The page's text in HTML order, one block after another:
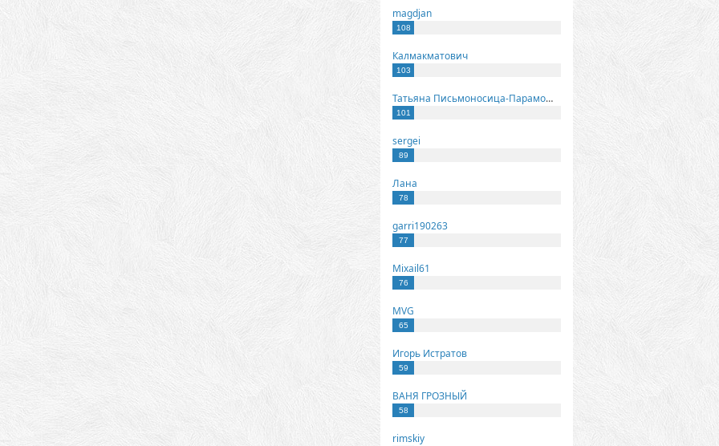
magdjan
108
Калмакматович
103
Татьяна Письмоносица-Парамонова
101
sergei
89
Лана
78
garri190263
77
Mixail61
76
MVG
65
Игорь Истратов
59
ВАНЯ ГРОЗНЫЙ
58
rimskiy